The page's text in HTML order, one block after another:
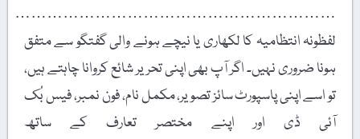
……………………………………………………
لفظونہ انتظامیہ کا لکھاری یا نیچے ہونے والی گفتگو سے متفق
ہونا ضروری نہیں۔ اگر آپ بھی اپنی تحریر شائع کروانا چاہتے ہیں،
تو اسے اپنی پاسپورٹ سائز تصویر، مکمل نام، فون نمبر، فیس بُک
آئی ڈی اور اپنے مختصر تعارف کے ساتھ